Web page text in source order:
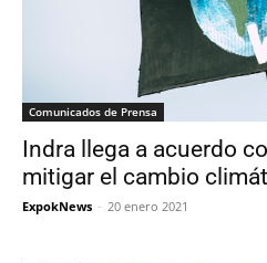
Comunicados de Prensa
Indra llega a acuerdo
mitigar el cambio
ExpokNews - 20 enero 2021